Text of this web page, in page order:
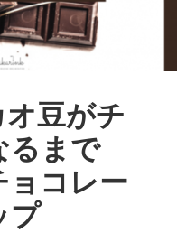
オ豆がチ
るまで
コレー
プ